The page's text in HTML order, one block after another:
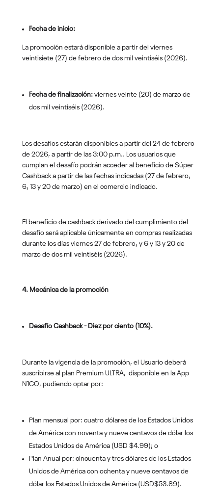
Fecha de inicio:
La promoción estará disponible a partir del viernes
veintisiete (27) de febrero de dos mil veintiséis (2026).
Fecha de finalización: viernes veinte (20) de marzo de
dos mil veintiséis (2026).
Los desafíos estarán disponibles a partir del 24 de febrero
de 2026, a partir de las 3:00 p.m.. Los usuarios que
cumplan el desafío podrán acceder al beneficio de Súper
Cashback a partir de las fechas indicadas (27 de febrero,
6, 13 y 20 de marzo) en el comercio indicado.
El beneficio de cashback derivado del cumplimiento del
desafío será aplicable únicamente en compras realizadas
durante los días viernes 27 de febrero, y 6 y 13 y 20 de
marzo de dos mil veintiséis (2026).
4. Mecánica de la promoción
Desafío Cashback - Diez por ciento (10%).
Durante la vigencia de la promoción, el Usuario deberá
suscribirse al plan Premium ULTRA, disponible en la App
N1CO, pudiendo optar por:
Plan mensual por: cuatro dólares de los Estados Unidos
de América con noventa y nueve centavos de dólar los
Estados Unidos de América (USD $4.99); o
Plan Anual por: cincuenta y tres dólares de los Estados
Unidos de América con ochenta y nueve centavos de
dólar los Estados Unidos de América (USD$53.89).